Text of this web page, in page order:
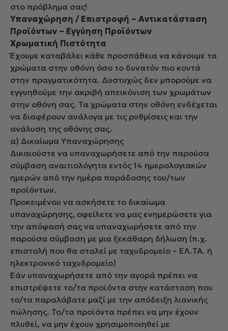
στο πρόβλημα σας!
Υπαναχώρηση / Επιστροφή – Αντικατάσταση
Προϊόντων – Εγγύηση Προϊόντων
Χρωματική Πιστότητα
Έχουμε καταβάλει κάθε προσπάθεια να κάνουμε τα
χρώματα στην οθόνη όσο το δυνατόν πιο κοντά
στην πραγματικότητα. Δυστυχώς δεν μπορούμε να
εγγυηθούμε την ακριβή απεικόνιση των χρωμάτων
στην οθόνη σας. Τα χρώματα στην οθόνη ενδέχεται
να διαφέρουν ανάλογα με τις ρυθμίσεις και την
ανάλυση της οθόνης σας.
α) Δικαίωμα Υπαναχώρησης
Δικαιούστε να υπαναχωρήσετε από την παρούσα
σύμβαση αναιτιολόγητα εντός 14 ημερολογιακών
ημερών από την ημέρα παράδοσης του/των
προϊόντων.
Προκειμένου να ασκήσετε το δικαίωμα
υπαναχώρησης, οφείλετε να μας ενημερώσετε για
την απόφασή σας να υπαναχωρήσετε από την
παρούσα σύμβαση με μια ξεκάθαρη δήλωση (π.χ.
επιστολή που θα σταλεί με ταχυδρομείο – ΕΛ.ΤΑ. ή
ηλεκτρονικό ταχυδρομείο)
Εάν υπαναχωρήσετε από την αγορά πρέπει να
επιστρέψετε το/τα προϊόντα στην κατάσταση που
το/τα παραλάβατε μαζί με την απόδειξη λιανικής
πώλησης. Το/τα προϊόντα πρέπει να μην έχουν
πλυθεί, να μην έχουν χρησιμοποιηθεί με